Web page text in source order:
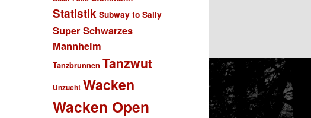
Statistik Subway to Sally
Super Schwarzes
Mannheim
Tanzbrunnen Tanzwut
Unzucht Wacken
Wacken Open